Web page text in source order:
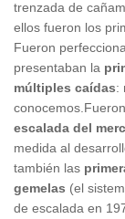
trenzada de
ellos fueron los
Fueron
presentaban la
múltiples caídas:
escalada del
medida al
también las
gemelas (el
de escalada en